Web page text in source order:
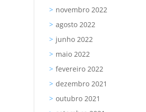
novembro 2022
agosto 2022
junho 2022
maio 2022
fevereiro 2022
dezembro 2021
outubro 2021